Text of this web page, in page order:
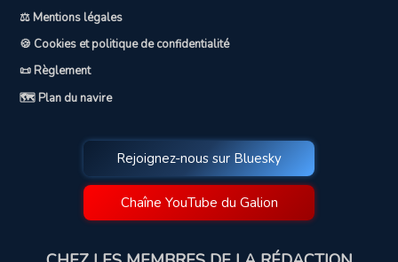
⚖️ Mentions légales
🍪 Cookies et politique de confidentialité
📜 Règlement
🗺️ Plan du navire
Rejoignez-nous sur Bluesky
Chaîne YouTube du Galion